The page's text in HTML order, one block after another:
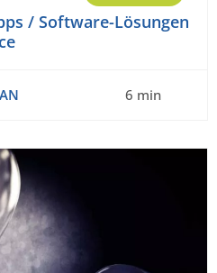
/ Software-Lösungen
6 min